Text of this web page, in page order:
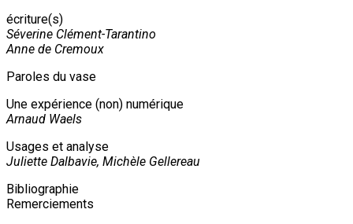
écriture(s)
Séverine Clément-Tarantino
Anne de Cremoux
Paroles du vase
Une expérience (non) numérique
Arnaud Waels
Usages et analyse
Juliette Dalbavie, Michèle Gellereau
Bibliographie
Remerciements